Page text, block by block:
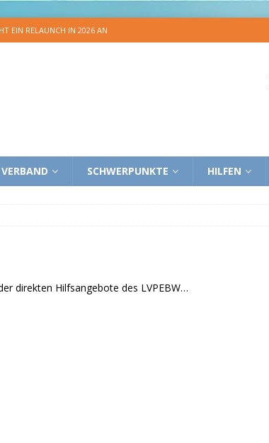
EIN RELAUNCH IN 2026 AN
SCHWERPUNKTE HILFEN
direkten Hilfsangebote des LVPEBW…